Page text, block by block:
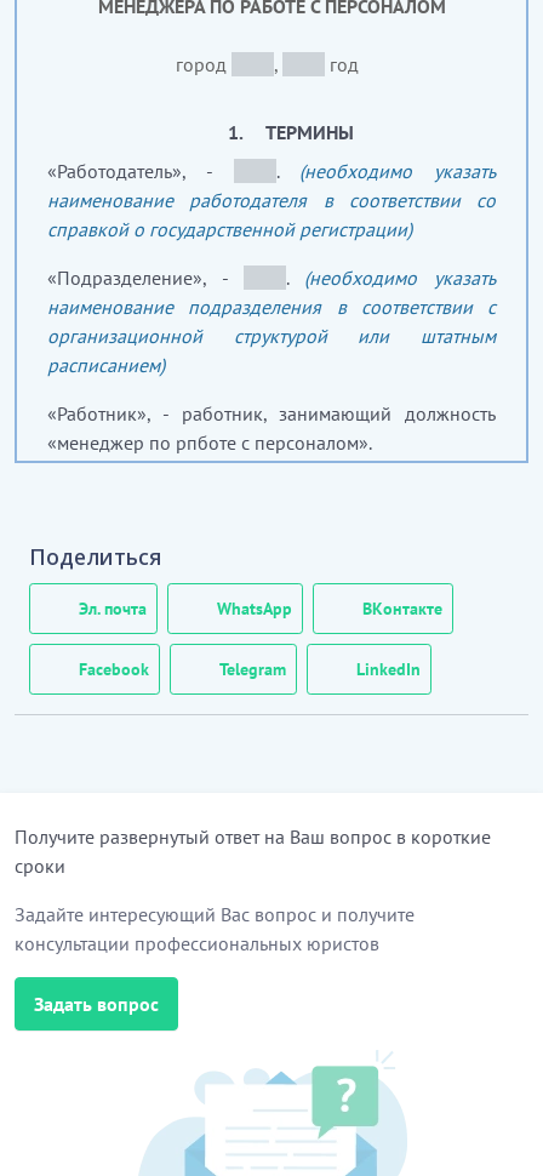
МЕНЕДЖЕРА ПО РАБОТЕ С ПЕРСОНАЛОМ
город , год
1. ТЕРМИНЫ
«Работодатель», -
. (необходимо указать
наименование работодателя в соответствии со
справкой о государственной регистрации)
«Подразделение», -
. (необходимо указать
наименование подразделения в соответствии с
организационной структурой или штатным
расписанием)
«Работник», - работник, занимающий должность
«менеджер по рпботе с персоналом».
частью системы управления персоналом
Работодателя, определяет требования к
квалификации Работника, состав его должностных
обязанностей, права и ответственность.
Работодателем и Работником трудового договора.
[Скрытый текст. Полная версия доступна после
скачивания]
Поделиться
Эл. почта WhatsApp ВКонтакте
Facebook Telegram LinkedIn
Получите развернутый ответ на Ваш вопрос в короткие
сроки
Задайте интересующий Вас вопрос и получите
консультации профессиональных юристов
Задать вопрос